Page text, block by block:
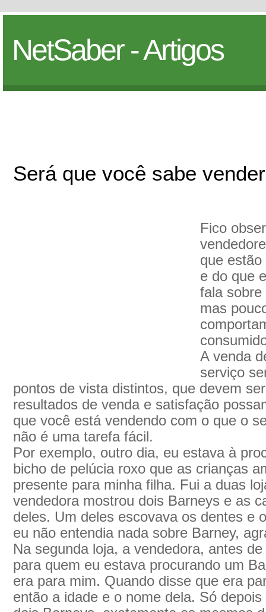
NetSaber - Artigos
Será que você sabe
Fico
que
e do que
fala
mas
A venda
serviço
pontos de vista distintos, que devem
resultados de venda e satisfação
que você está vendendo com o que o
não é uma tarefa fácil.
Por exemplo, outro dia, eu estava à
bicho de pelúcia roxo que as crianças
presente para minha filha. Fui a duas
vendedora mostrou dois Barneys e as
deles. Um deles escovava os dentes e
eu não entendia nada sobre Barney,
Na segunda loja, a vendedora, antes
para quem eu estava procurando um
era para mim. Quando disse que era
então a idade e o nome dela. Só